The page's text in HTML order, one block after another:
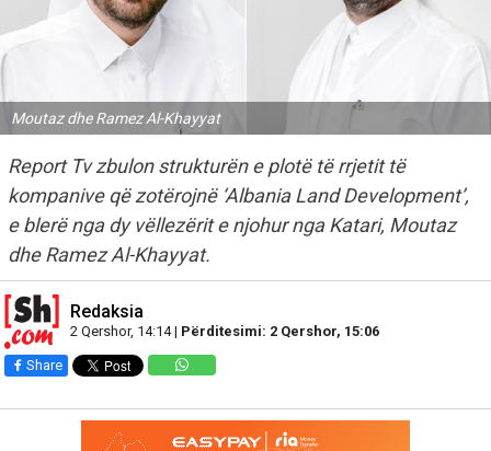
Moutaz dhe Ramez Al-Khayyat
Report Tv zbulon strukturën e plotë të rrjetit të
kompanive që zotërojnë ‘Albania Land Development’,
e blerë nga dy vëllezërit e njohur nga Katari, Moutaz
dhe Ramez Al-Khayyat.
Redaksia
2 Qershor, 14:14 | Përditesimi: 2 Qershor, 15:06
Share